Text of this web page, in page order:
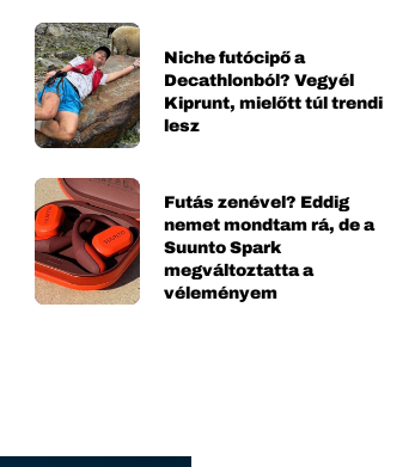
Niche futócipő a
Decathlonból? Vegyél
Kiprunt, mielőtt túl trendi
lesz
Futás zenével? Eddig
nemet mondtam rá, de a
Suunto Spark
megváltoztatta a
véleményem